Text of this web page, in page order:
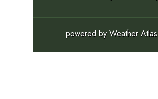
powered byWeather Atlas